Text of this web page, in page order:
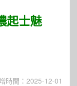
起士魅
時間：2025-12-01